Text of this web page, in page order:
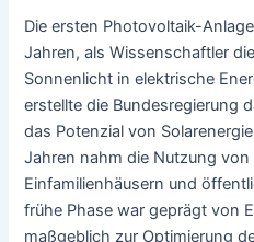
Die ersten Photovoltaik-
Jahren, als Wissenschaftler
Sonnenlicht in elektrische
erstellte die Bundesregierung
das Potenzial von
Jahren nahm die Nutzung
Einfamilienhäusern und
frühe Phase war geprägt von
maßgeblich zur Optimierung